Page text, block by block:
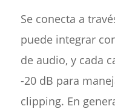
Se conecta a
puede integrar
de audio, y cada
-20 dB para
clipping. En